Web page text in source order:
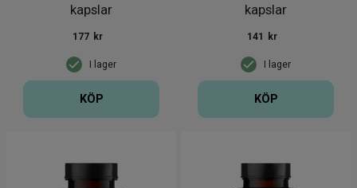
kapslar
I lager
177 kr
KÖP
kapslar
I lager
141 kr
KÖP